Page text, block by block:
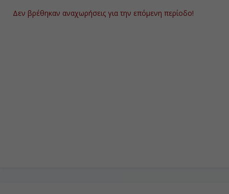
15:00
Δεν βρέθηκαν αναχωρήσεις για την επόμενη περίοδο!